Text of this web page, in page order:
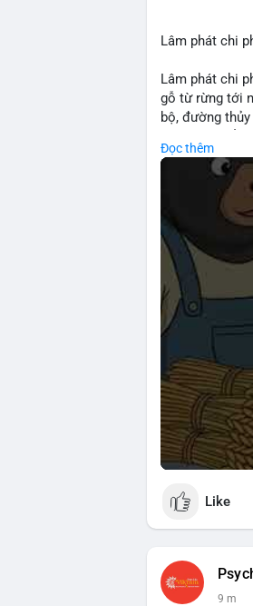
Lâm phát chi
Lâm phát chi
gỗ từ rừng tới
bộ, đường
nhuận.
🎥 Xem video
Nguồn: Cú
Đọc thêm
Like
9 m